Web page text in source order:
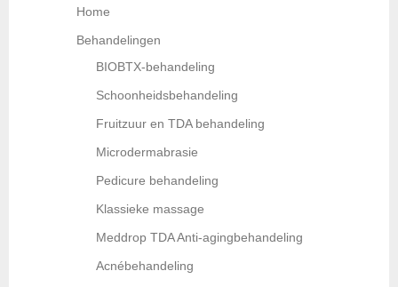
Home
Behandelingen
BIOBTX-behandeling
Schoonheidsbehandeling
Fruitzuur en TDA behandeling
Microdermabrasie
Pedicure behandeling
Klassieke massage
Meddrop TDA Anti-agingbehandeling
Acnébehandeling